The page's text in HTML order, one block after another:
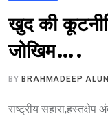
खुद की
जोखिम….
BYBRAHMADEEP
राष्ट्रीय सहारा,हस्तक्षेप